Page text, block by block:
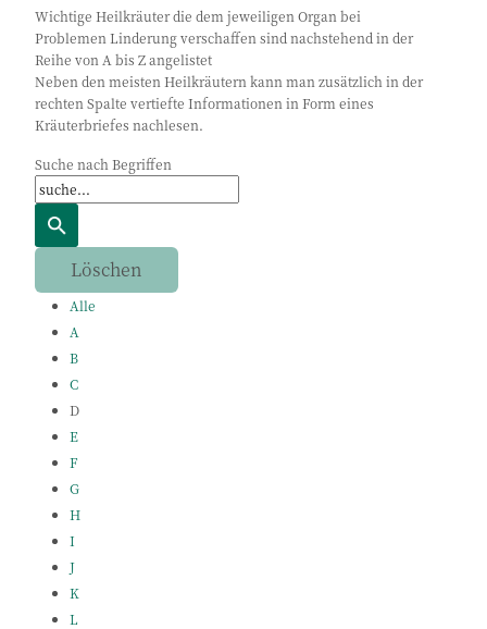
Wichtige Heilkräuter die dem jeweiligen Organ bei
Problemen Linderung verschaffen sind nachstehend in der
Reihe von A bis Z angelistet
Neben den meisten Heilkräutern kann man zusätzlich in der
rechten Spalte vertiefte Informationen in Form eines
Kräuterbriefes nachlesen.
Suche nach Begriffen
Alle
A
B
C
D
E
F
G
H
I
J
K
L